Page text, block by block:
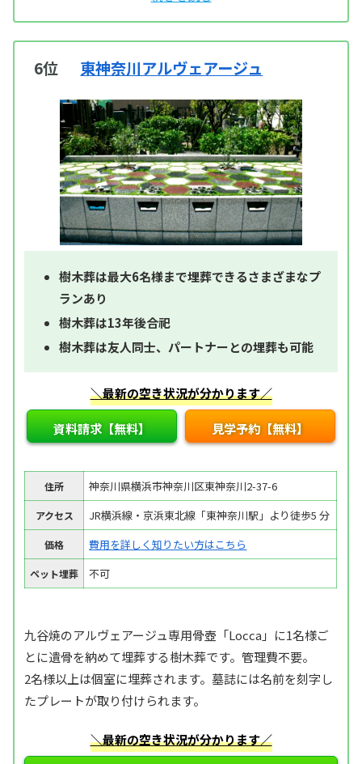
6位 東神奈川アルヴェアージュ
樹木葬は最大6名様まで埋葬できるさまざまなプ
ランあり
樹木葬は13年後合祀
樹木葬は友人同士、パートナーとの埋葬も可能
＼最新の空き状況が分かります／
資料請求【無料】 見学予約【無料】
住所 神奈川県横浜市神奈川区東神奈川2-37-6
アクセス JR横浜線・京浜東北線「東神奈川駅」より徒歩5 分
価格 費用を詳しく知りたい方はこちら
ペット埋葬 不可
九谷焼のアルヴェアージュ専用骨壺「Locca」に1名様ご
とに遺骨を納めて埋葬する樹木葬です。管理費不要。
2名様以上は個室に埋葬されます。墓誌には名前を刻字し
たプレートが取り付けられます。
＼最新の空き状況が分かります／